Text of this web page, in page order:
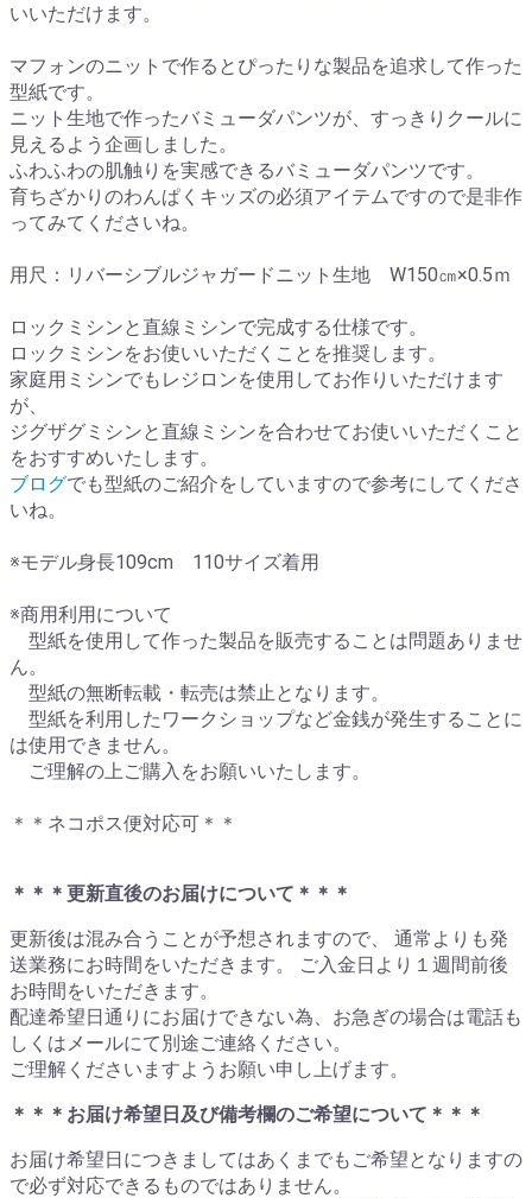
いいただけます。
マフォンのニットで作るとぴったりな製品を追求して作った
型紙です。
ニット生地で作ったバミューダパンツが、すっきりクールに
見えるよう企画しました。
ふわふわの肌触りを実感できるバミューダパンツです。
育ちざかりのわんぱくキッズの必須アイテムですので是非作
ってみてくださいね。
用尺：リバーシブルジャガードニット生地 W150㎝×0.5ｍ
ロックミシンと直線ミシンで完成する仕様です。
ロックミシンをお使いいただくことを推奨します。
家庭用ミシンでもレジロンを使用してお作りいただけます
が、
ジグザグミシンと直線ミシンを合わせてお使いいただくこと
をおすすめいたします。
ブログでも型紙のご紹介をしていますので参考にしてくださ
いね。
※モデル身長109cm 110サイズ着用
※商用利用について
型紙を使用して作った製品を販売することは問題ありませ
ん。
型紙の無断転載・転売は禁止となります。
型紙を利用したワークショップなど金銭が発生することに
は使用できません。
ご理解の上ご購入をお願いいたします。
＊＊ネコポス便対応可＊＊
＊＊＊更新直後のお届けについて＊＊＊
更新後は混み合うことが予想されますので、 通常よりも発
送業務にお時間をいただきます。 ご入金日より１週間前後
お時間をいただきます。
配達希望日通りにお届けできない為、お急ぎの場合は電話も
しくはメールにて別途ご連絡ください。
ご理解くださいますようお願い申し上げます。
＊＊＊お届け希望日及び備考欄のご希望について＊＊＊
お届け希望日につきましてはあくまでもご希望となりますの
で必ず対応できるものではありません。